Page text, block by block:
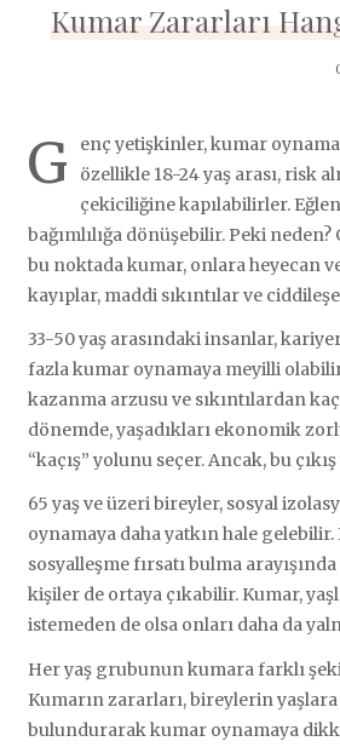
Kumar Zararları
G
enç yetişkinler, kumar
özellikle 18-24 yaş arası, risk
çekiciliğine kapılabilirler.
bağımlılığa dönüşebilir. Peki
bu noktada kumar, onlara heyecan
kayıplar, maddi sıkıntılar ve
33-50 yaş arasındaki insanlar,
fazla kumar oynamaya meyilli
kazanma arzusu ve sıkıntılardan
dönemde, yaşadıkları ekonomik
“kaçış” yolunu seçer. Ancak, bu
65 yaş ve üzeri bireyler, sosyal
oynamaya daha yatkın hale
sosyalleşme fırsatı bulma
kişiler de ortaya çıkabilir. Kumar,
istemeden de olsa onları daha da
Her yaş grubunun kumara farklı
Kumarın zararları, bireylerin
bulundurarak kumar oynamaya